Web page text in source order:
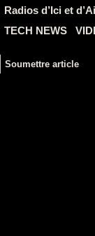
Radios d’Ici et
TECH NEWS
Soumettre article